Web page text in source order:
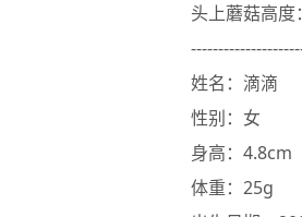
头上蘑菇高度
姓名：滴滴
性别：女
身高：4.8cm
体重：25g